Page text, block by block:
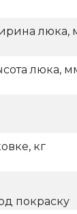
люка,
люка,
кг
покраску